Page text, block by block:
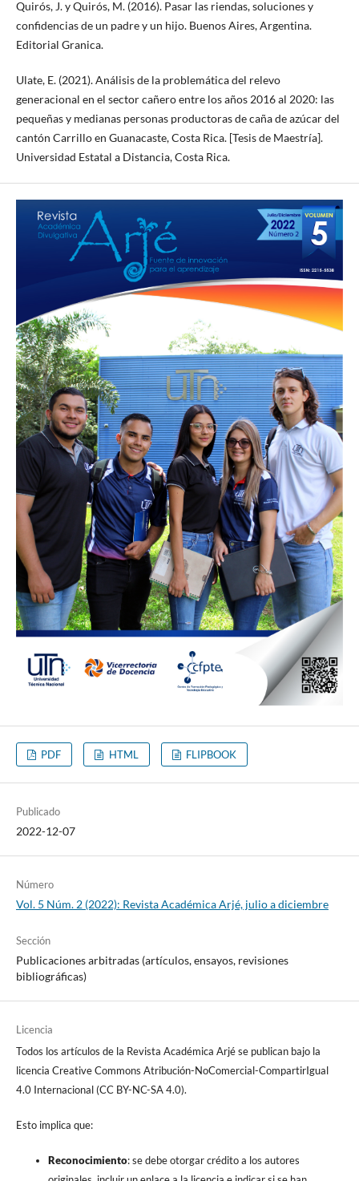
Quirós, J. y Quirós, M. (2016). Pasar las riendas, soluciones y
confidencias de un padre y un hijo. Buenos Aires, Argentina.
Editorial Granica.
Ulate, E. (2021). Análisis de la problemática del relevo
generacional en el sector cañero entre los años 2016 al 2020: las
pequeñas y medianas personas productoras de caña de azúcar del
cantón Carrillo en Guanacaste, Costa Rica. [Tesis de Maestría].
Universidad Estatal a Distancia, Costa Rica.
PDF HTML FLIPBOOK
Publicado
2022-12-07
Número
Vol. 5 Núm. 2 (2022): Revista Académica Arjé, julio a diciembre
Sección
Publicaciones arbitradas (artículos, ensayos, revisiones
bibliográficas)
Licencia
Todos los artículos de la Revista Académica Arjé se publican bajo la
licencia Creative Commons Atribución-NoComercial-CompartirIgual
4.0 Internacional (CC BY-NC-SA 4.0).
Esto implica que:
Reconocimiento: se debe otorgar crédito a los autores